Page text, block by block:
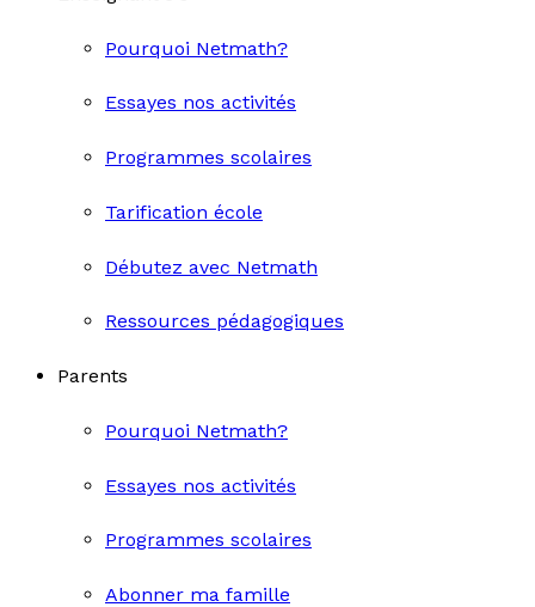
Pourquoi Netmath?
Essayes nos activités
Programmes scolaires
Tarification école
Débutez avec Netmath
Ressources pédagogiques
Parents
Pourquoi Netmath?
Essayes nos activités
Programmes scolaires
Abonner ma famille